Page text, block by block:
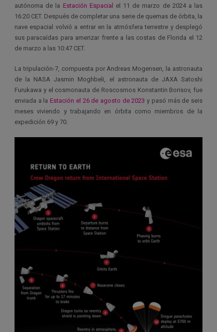
autónoma de la Estación Espacial
el 11 de marzo de 2024 a las
16:20 CET. Después de completar una serie de quemas de órbita, la
nave espacial volvió a entrar en la atmósfera terrestre y desplegó
sus paracaídas para amerizar frente a las costas de Florida el 12
de marzo a las 10:47 CET.
La tripulación-7, compuesta por Andreas Mogensen, la astronauta
de la NASA Jasmin Moghbeli, el astronauta de JAXA Satoshi
Furukawa y el cosmonauta de Roscosmos Konstantin Borisov, fue
enviada a la Estación el 26 de agosto de 2023 y pasó más de seis
meses viviendo y trabajando en órbita como miembros de la
expedición 69 y 70.